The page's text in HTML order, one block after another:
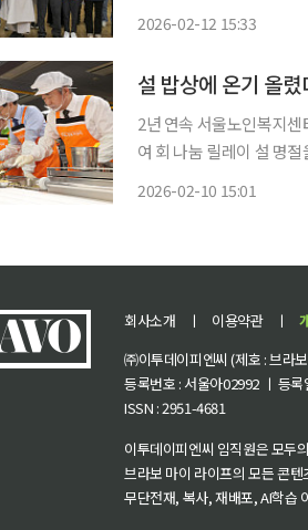
2026-02-12 15:33
설 밥상에 온기 올
2년 연속 서울노인복지
여 회 나눔 릴레이 설 명절을 앞두고 농협이 어르신들과 한 상에 둘러앉았다. 농협은 지난해에
2026-02-10 15:01
회사소개 ㅣ 이용약관 ㅣ
㈜이투데이피엔씨 (제호 : 브라
등록번호 : 서울아02992 ㅣ 등
ISSN : 2951-4681
이투데이피엔씨 임직원은 모두
브라보 마이 라이프의 모든 콘
무단전재, 복사, 재배포, AI학습